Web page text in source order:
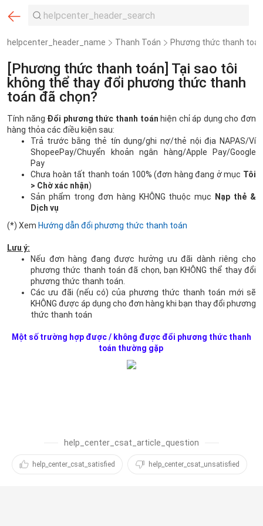
helpcenter_header_name Thanh Toán Phương thức thanh
[Phương thức thanh toán] Tại sao tôi
không thể thay đổi phương thức thanh
toán đã chọn?
Tính năng Đổi phương thức thanh toán hiện chỉ áp dụng cho đơn
hàng thỏa các điều kiện sau:
Trả trước bằng thẻ tín dụng/ghi nợ/thẻ nội địa NAPAS/Ví
ShopeePay/Chuyển khoản ngân hàng/Apple Pay/Google
Pay
Chưa hoàn tất thanh toán 100% (đơn hàng đang ở mục Tôi
> Chờ xác nhận)
Sản phẩm trong đơn hàng KHÔNG thuộc mục
Nạp thẻ &
Dịch vụ
(*) Xem Hướng dẫn đổi phương thức thanh toán
Lưu ý:
Nếu đơn hàng đang được hưởng ưu đãi dành riêng cho
phương thức thanh toán đã chọn, bạn KHÔNG thể thay đổi
phương thức thanh toán.
Các ưu đãi (nếu có) của phương thức thanh toán mới sẽ
KHÔNG được áp dụng cho đơn hàng khi bạn thay đổi phương
thức thanh toán
Một số trường hợp được / không được đổi phương thức thanh
toán thường gặp
help_center_csat_article_question
help_center_csat_satisfied help_center_csat_unsatisfied